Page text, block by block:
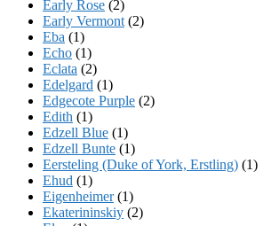
Early Rose (2)
Early Vermont (2)
Eba (1)
Echo (1)
Eclata (2)
Edelgard (1)
Edgecote Purple (2)
Edith (1)
Edzell Blue (1)
Edzell Bunte (1)
Eersteling (Duke of York, Erstling) (1)
Ehud (1)
Eigenheimer(1)
Ekaterininskiy (2)